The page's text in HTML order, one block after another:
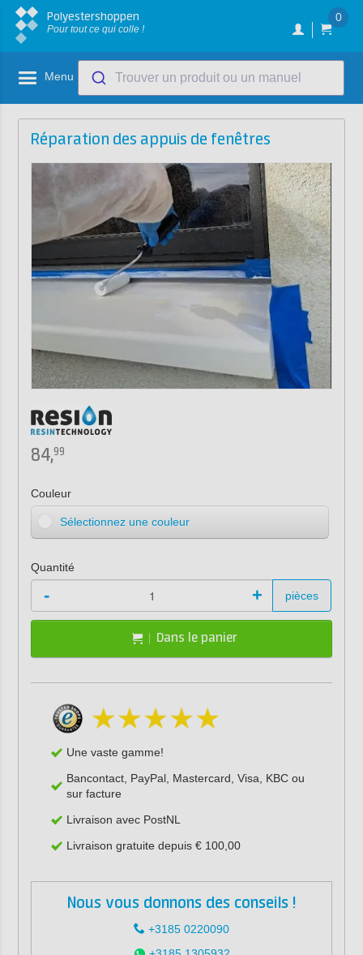
Polyestershoppen
Pour tout ce qui colle !
0
Menu Trouver un produit ou un manuel
Réparation des appuis de fenêtres
84,99
Couleur
Sélectionnez une couleur
Quantité
- + pièces
Dans le panier
Une vaste gamme!
Bancontact, PayPal, Mastercard, Visa, KBC ou
sur facture
Livraison avec PostNL
Livraison gratuite depuis € 100,00
Nous vous donnons des conseils !
+3185 0220090